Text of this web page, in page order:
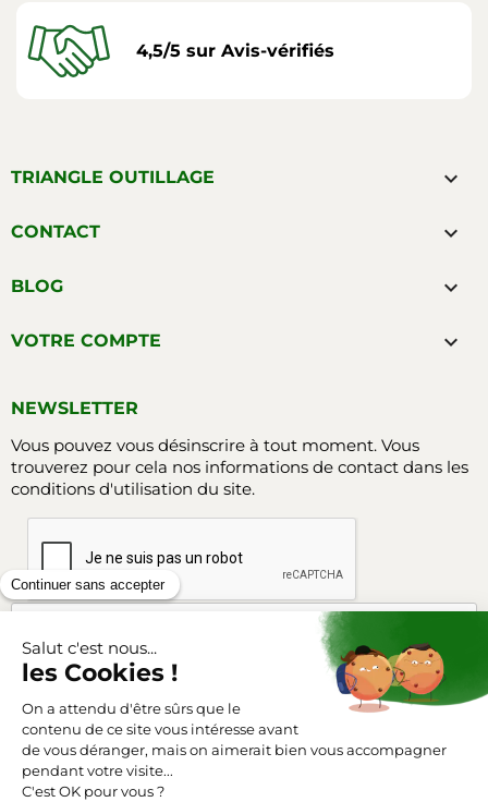
4,5/5 sur Avis-vérifiés
TRIANGLE OUTILLAGE 
CONTACT 
BLOG 
VOTRE COMPTE 
NEWSLETTER
Vous pouvez vous désinscrire à tout moment. Vous
trouverez pour cela nos informations de contact dans les
conditions d'utilisation du site.
SUIVEZ-NOUS